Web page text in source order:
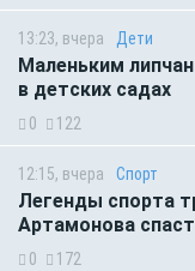
13:23, вчера Дети
Маленьким
в детских садах
0 122
12:15, вчера Спорт
Легенды спорта
Артамонова
0 172